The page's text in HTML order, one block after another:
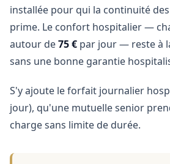
installée pour qui la continuité
prime. Le confort hospitalier —
autour de75 € par jour — reste à
sans une bonne garantie
S'y ajoute le forfait journalier
jour), qu'une mutuelle senior
charge sans limite de durée.